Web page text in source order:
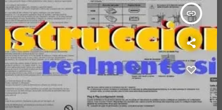
insert_link